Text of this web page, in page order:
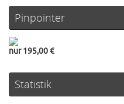
Pinpointer
nur 195,00 €
Statistik